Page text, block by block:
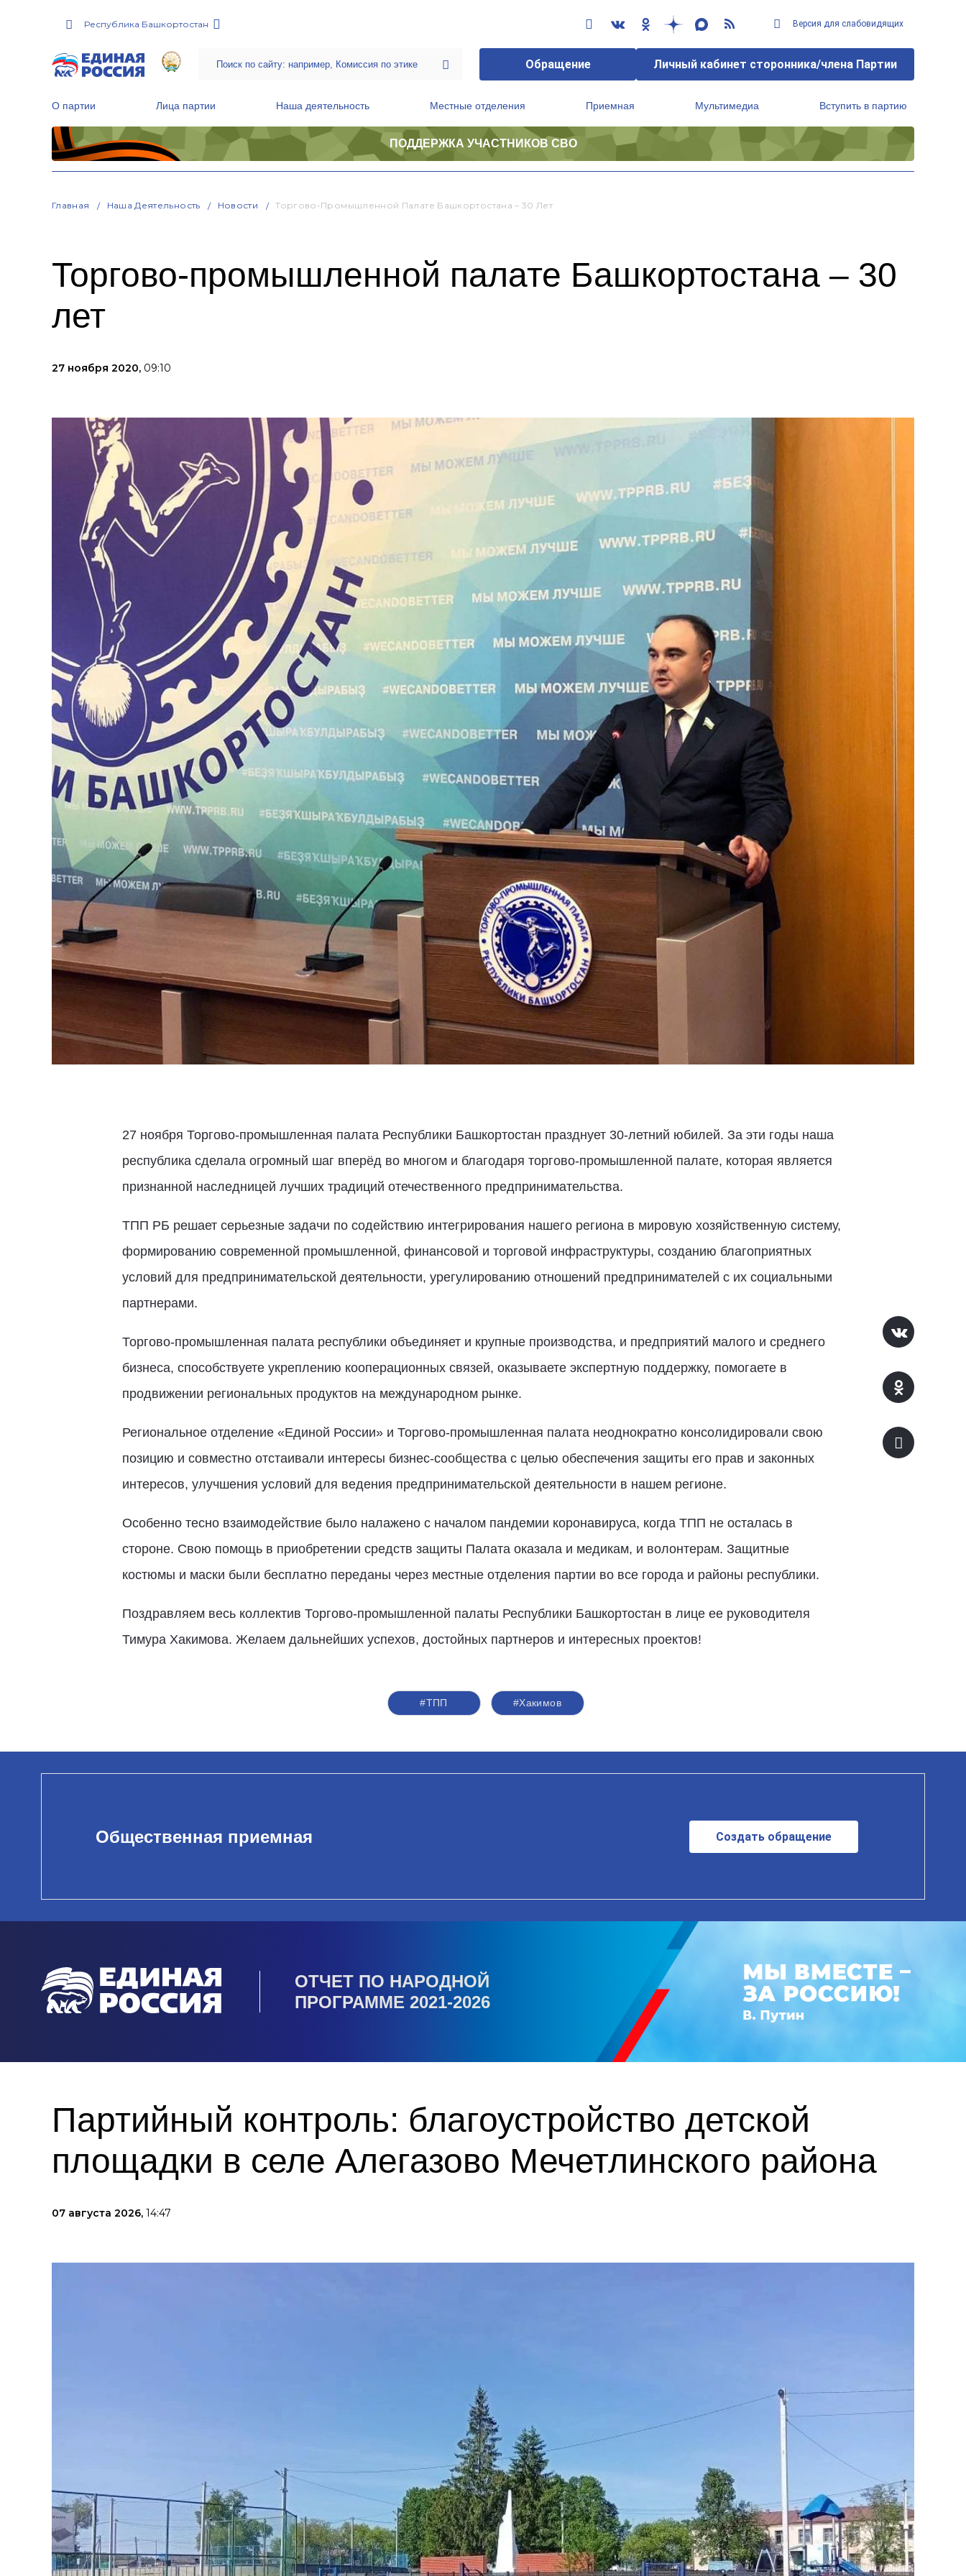
Республика Башкортостан Версия для слабовидящих
Обращение Личный кабинет сторонника/члена Партии
О партии Лица партии Наша деятельность Местные отделения Приемная Мультимедиа Вступить в партию
ПОДДЕРЖКА УЧАСТНИКОВ СВО
Главная Наша Деятельность Новости Торгово-Промышленной Палате Башкортостана – 30 Лет
Торгово-промышленной палате Башкортостана – 30
лет
27 ноября 2020, 09:10
27 ноября Торгово-промышленная палата Республики Башкортостан празднует 30-летний юбилей. За эти годы наша
республика сделала огромный шаг вперёд во многом и благодаря торгово-промышленной палате, которая является
признанной наследницей лучших традиций отечественного предпринимательства.
ТПП РБ решает серьезные задачи по содействию интегрирования нашего региона в мировую хозяйственную систему,
формированию современной промышленной, финансовой и торговой инфраструктуры, созданию благоприятных
условий для предпринимательской деятельности, урегулированию отношений предпринимателей с их социальными
партнерами.
Торгово-промышленная палата республики объединяет и крупные производства, и предприятий малого и среднего
бизнеса, способствуете укреплению кооперационных связей, оказываете экспертную поддержку, помогаете в
продвижении региональных продуктов на международном рынке.
Региональное отделение «Единой России» и Торгово-промышленная палата неоднократно консолидировали свою
позицию и совместно отстаивали интересы бизнес-сообщества с целью обеспечения защиты его прав и законных
интересов, улучшения условий для ведения предпринимательской деятельности в нашем регионе.
Особенно тесно взаимодействие было налажено с началом пандемии коронавируса, когда ТПП не осталась в
стороне. Свою помощь в приобретении средств защиты Палата оказала и медикам, и волонтерам. Защитные
костюмы и маски были бесплатно переданы через местные отделения партии во все города и районы республики.
Поздравляем весь коллектив Торгово-промышленной палаты Республики Башкортостан в лице ее руководителя
Тимура Хакимова. Желаем дальнейших успехов, достойных партнеров и интересных проектов!
#ТПП #Хакимов
Общественная приемная Создать обращение
ОТЧЕТ ПО НАРОДНОЙ
ПРОГРАММЕ 2021-2026
Партийный контроль: благоустройство детской
площадки в селе Алегазово Мечетлинского района
07 августа 2026, 14:47